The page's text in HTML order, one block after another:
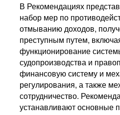
В Рекомендациях
набор мер по
отмыванию доходов,
преступным путем,
функционирование
судопроизводства и
финансовую систему и
регулирования, а также
сотрудничество.
устанавливают основные